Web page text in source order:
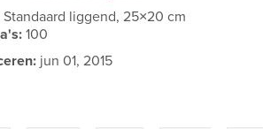
Standaard liggend, 25×20 cm
100
jun 01, 2015